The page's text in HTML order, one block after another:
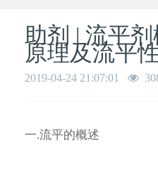
助剂 | 流平
原理及流平
2019-04-24 21:07:01
一.流平的概述